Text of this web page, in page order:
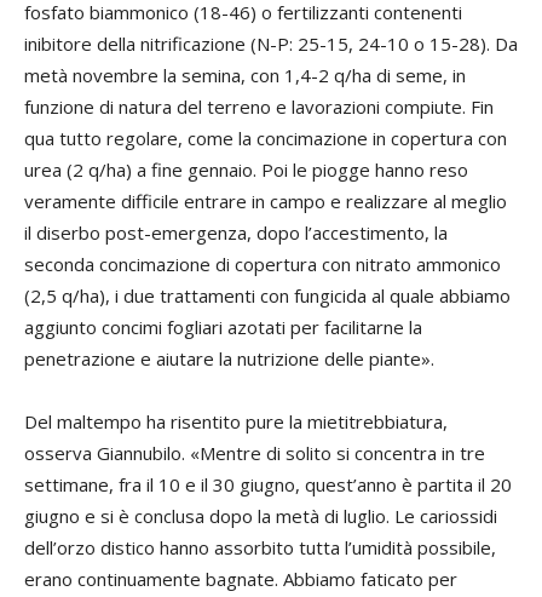
fosfato biammonico (18-46) o fertilizzanti contenenti
inibitore della nitrificazione (N-P: 25-15, 24-10 o 15-28). Da
metà novembre la semina, con 1,4-2 q/ha di seme, in
funzione di natura del terreno e lavorazioni compiute. Fin
qua tutto regolare, come la concimazione in copertura con
urea (2 q/ha) a fine gennaio. Poi le piogge hanno reso
veramente difficile entrare in campo e realizzare al meglio
il diserbo post-emergenza, dopo l’accestimento, la
seconda concimazione di copertura con nitrato ammonico
(2,5 q/ha), i due trattamenti con fungicida al quale abbiamo
aggiunto concimi fogliari azotati per facilitarne la
penetrazione e aiutare la nutrizione delle piante».
Del maltempo ha risentito pure la mietitrebbiatura,
osserva Giannubilo. «Mentre di solito si concentra in tre
settimane, fra il 10 e il 30 giugno, quest’anno è partita il 20
giugno e si è conclusa dopo la metà di luglio. Le cariossidi
dell’orzo distico hanno assorbito tutta l’umidità possibile,
erano continuamente bagnate. Abbiamo faticato per